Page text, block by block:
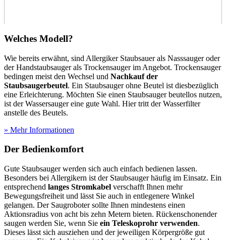
Welches Modell?
Wie bereits erwähnt, sind Allergiker Staubsauer als Nasssauger oder
der Handstaubsauger als Trockensauger im Angebot. Trockensauger
bedingen meist den Wechsel und Nachkauf der
Staubsaugerbeutel. Ein Staubsauger ohne Beutel ist diesbezüglich
eine Erleichterung. Möchten Sie einen Staubsauger beutellos nutzen,
ist der Wassersauger eine gute Wahl. Hier tritt der Wasserfilter
anstelle des Beutels.
» Mehr Informationen
Der Bedienkomfort
Gute Staubsauger werden sich auch einfach bedienen lassen.
Besonders bei Allergikern ist der Staubsauger häufig im Einsatz. Ein
entsprechend langes Stromkabel verschafft Ihnen mehr
Bewegungsfreiheit und lässt Sie auch in entlegenere Winkel
gelangen. Der Saugroboter sollte Ihnen mindestens einen
Aktionsradius von acht bis zehn Metern bieten. Rückenschonender
saugen werden Sie, wenn Sie ein Teleskoprohr verwenden.
Dieses lässt sich ausziehen und der jeweiligen Körpergröße gut